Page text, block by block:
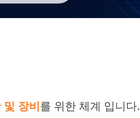
장비를 위한 체계 입니다.